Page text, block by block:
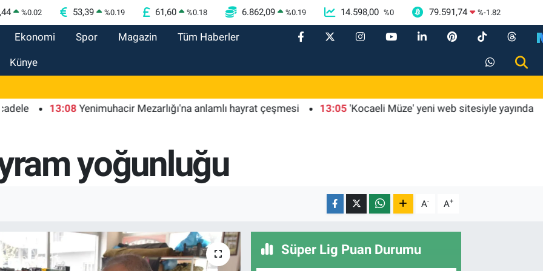
%0.02 53,39 %0.19 61,60 %0.18 6.862,09 %0.19 14.598,00 %0 79.591,74 %-1.82
Ekonomi Spor Magazin Tüm Haberler
Künye
13:08 Yenimuhacir Mezarlığı'na anlamlı hayrat çeşmesi 13:05 'Kocaeli Müze' yeni web sitesiyle yayında
yoğunluğu
A- A+
Süper Lig Puan Durumu